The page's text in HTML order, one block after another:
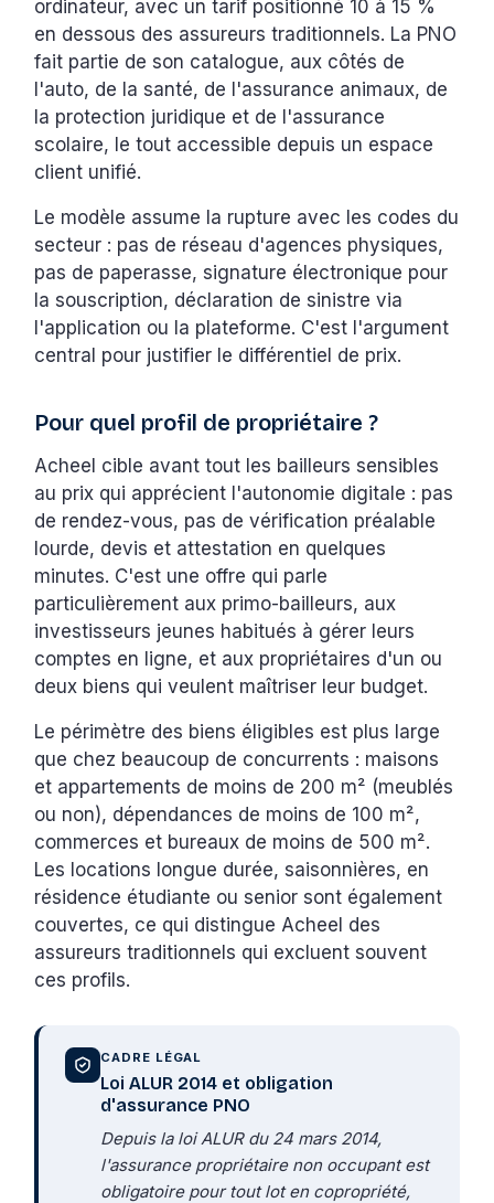
ordinateur, avec un tarif positionné 10 à 15 %
en dessous des assureurs traditionnels. La PNO
fait partie de son catalogue, aux côtés de
l'auto, de la santé, de l'assurance animaux, de
la protection juridique et de l'assurance
scolaire, le tout accessible depuis un espace
client unifié.
Le modèle assume la rupture avec les codes du
secteur : pas de réseau d'agences physiques,
pas de paperasse, signature électronique pour
la souscription, déclaration de sinistre via
l'application ou la plateforme. C'est l'argument
central pour justifier le différentiel de prix.
Pour quel profil de propriétaire ?
Acheel cible avant tout les bailleurs sensibles
au prix qui apprécient l'autonomie digitale : pas
de rendez-vous, pas de vérification préalable
lourde, devis et attestation en quelques
minutes. C'est une offre qui parle
particulièrement aux primo-bailleurs, aux
investisseurs jeunes habitués à gérer leurs
comptes en ligne, et aux propriétaires d'un ou
deux biens qui veulent maîtriser leur budget.
Le périmètre des biens éligibles est plus large
que chez beaucoup de concurrents : maisons
et appartements de moins de 200 m² (meublés
ou non), dépendances de moins de 100 m²,
commerces et bureaux de moins de 500 m².
Les locations longue durée, saisonnières, en
résidence étudiante ou senior sont également
couvertes, ce qui distingue Acheel des
assureurs traditionnels qui excluent souvent
ces profils.
CADRE LÉGAL
Loi ALUR 2014 et obligation
d'assurance PNO
Depuis la loi ALUR du 24 mars 2014,
l'assurance propriétaire non occupant est
obligatoire pour tout lot en copropriété,